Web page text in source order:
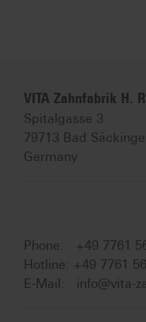
VITA Zahnfabrik H.
Spitalgasse 3
79713 Bad
Germany
Phone: +49 7761
Hotline: +49 7761
E-Mail: info@vita-